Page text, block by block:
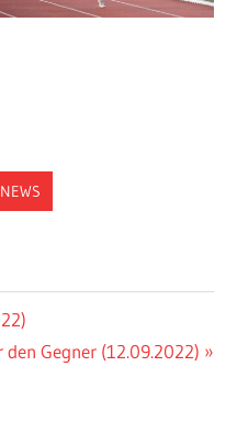
Gegner (12.09.2022)